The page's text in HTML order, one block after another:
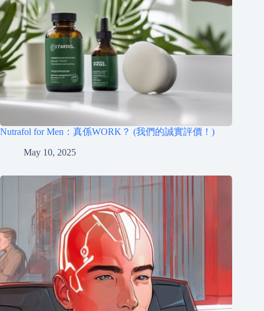
Nutrafol for Men：真係WORK？ (我們的誠實評價！)
May 10, 2025